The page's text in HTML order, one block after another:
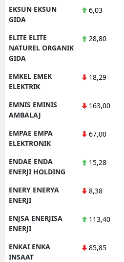
EKSUN EKSUN
GIDA
6,03
ELITE ELITE
NATUREL ORGANIK
GIDA
28,80
EMKEL EMEK
ELEKTRIK
18,29
EMNIS EMINIS
AMBALAJ
163,00
EMPAE EMPA
ELEKTRONIK
67,00
ENDAE ENDA
ENERJI HOLDING
15,28
ENERY ENERYA
ENERJI
8,38
ENJSA ENERJISA
ENERJI
113,40
ENKAI ENKA
INSAAT
85,85